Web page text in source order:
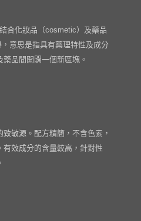
合化妝品（cosmetic）及藥品
，意思是指具有藥理特性及成分
品間開闢一個新區塊。
敏源。配方精簡，不含色素，
效成分的含量較高，針對性